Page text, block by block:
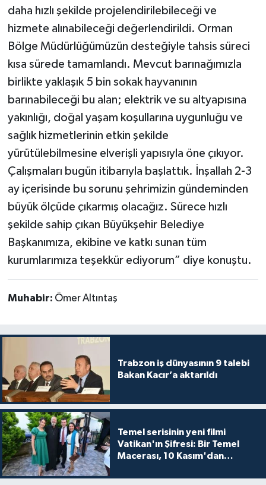
daha hızlı şekilde projelendirilebileceği ve
hizmete alınabileceği değerlendirildi. Orman
Bölge Müdürlüğümüzün desteğiyle tahsis süreci
kısa sürede tamamlandı. Mevcut barınağımızla
birlikte yaklaşık 5 bin sokak hayvanının
barınabileceği bu alan; elektrik ve su altyapısına
yakınlığı, doğal yaşam koşullarına uygunluğu ve
sağlık hizmetlerinin etkin şekilde
yürütülebilmesine elverişli yapısıyla öne çıkıyor.
Çalışmaları bugün itibarıyla başlattık. İnşallah 2-3
ay içerisinde bu sorunu şehrimizin gündeminden
büyük ölçüde çıkarmış olacağız. Sürece hızlı
şekilde sahip çıkan Büyükşehir Belediye
Başkanımıza, ekibine ve katkı sunan tüm
kurumlarımıza teşekkür ediyorum” diye konuştu.
Muhabir: Ömer Altıntaş
Trabzon iş dünyasının 9 talebi
Bakan Kacır’a aktarıldı
Temel serisinin yeni filmi
Vatikan'ın Şifresi: Bir Temel
Macerası, 10 Kasım'dan
buluşuyo